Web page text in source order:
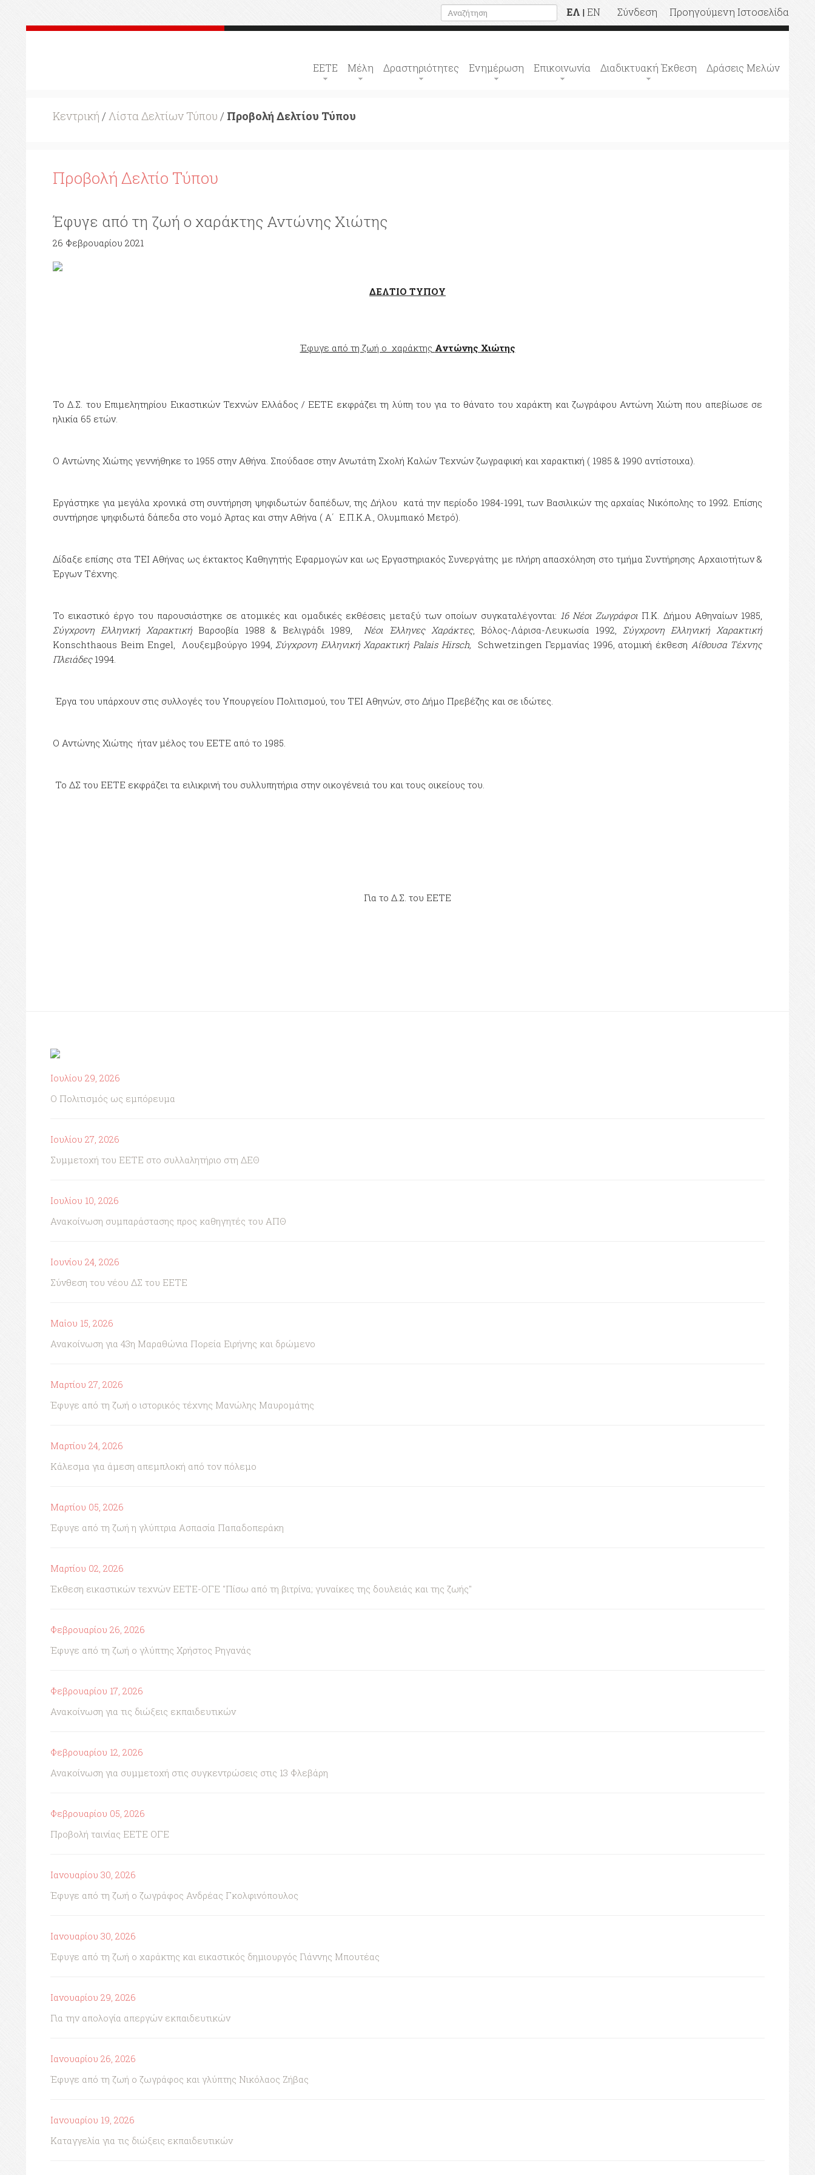
ΕΛ | EN Σύνδεση Προηγούμενη Ιστοσελίδα
ΕΕΤΕ Μέλη Δραστηριότητες Ενημέρωση Επικοινωνία Διαδικτυακή Έκθεση Δράσεις Μελών
Κεντρική / Λίστα Δελτίων Τύπου / Προβολή Δελτίου Τύπου
Προβολή Δελτίο Τύπου
Έφυγε από τη ζωή ο χαράκτης Αντώνης Χιώτης
26 Φεβρουαρίου 2021
ΔΕΛΤΙΟ ΤΥΠΟΥ
Έφυγε από τη ζωή ο χαράκτης Αντώνης Χιώτης
Το Δ.Σ. του Επιμελητηρίου Εικαστικών Τεχνών Ελλάδος / ΕΕΤΕ εκφράζει τη λύπη του για το θάνατο του χαράκτη και ζωγράφου Αντώνη Χιώτη που απεβίωσε σε
ηλικία 65 ετών.
Ο Αντώνης Χιώτης γεννήθηκε το 1955 στην Αθήνα. Σπούδασε στην Ανωτάτη Σχολή Καλών Τεχνών ζωγραφική και χαρακτική ( 1985 & 1990 αντίστοιχα).
Εργάστηκε για μεγάλα χρονικά στη συντήρηση ψηφιδωτών δαπέδων, της Δήλου κατά την περίοδο 1984-1991, των Βασιλικών της αρχαίας Νικόπολης το 1992. Επίσης
συντήρησε ψηφιδωτά δάπεδα στο νομό Άρτας και στην Αθήνα ( Α΄ Ε.Π.Κ.Α., Ολυμπιακό Μετρό).
Δίδαξε επίσης στα ΤΕΙ Αθήνας ως έκτακτος Καθηγητής Εφαρμογών και ως Εργαστηριακός Συνεργάτης με πλήρη απασχόληση στο τμήμα Συντήρησης Αρχαιοτήτων &
Έργων Τέχνης.
Το εικαστικό έργο του παρουσιάστηκε σε ατομικές και ομαδικές εκθέσεις μεταξύ των οποίων συγκαταλέγονται: 16 Νέοι Ζωγράφοι Π.Κ. Δήμου Αθηναίων 1985,
Σύγχρονη Ελληνική ΧαρακτικήΒαρσοβία 1988 & Βελιγράδι 1989,Νέοι Έλληνες Χαράκτες, Βόλος-Λάρισα-Λευκωσία 1992,Σύγχρονη Ελληνική Χαρακτική
Konschthaous Beim Engel, Λουξεμβούργο 1994,Σύγχρονη Ελληνική Χαρακτική Palais Hirsch, Schwetzingen Γερμανίας 1996, ατομική έκθεση Αίθουσα Τέχνης
Πλειάδες 1994.
Έργα του υπάρχουν στις συλλογές του Υπουργείου Πολιτισμού, του ΤΕΙ Αθηνών, στο Δήμο Πρεβέζης και σε ιδώτες.
Ο Αντώνης Χιώτης ήταν μέλος του ΕΕΤΕ από το 1985.
Το ΔΣ του ΕΕΤΕ εκφράζει τα ειλικρινή του συλλυπητήρια στην οικογένειά του και τους οικείους του.
Για το Δ.Σ. του ΕΕΤΕ
Ιουλίου 29, 2026
Ο Πολιτισμός ως εμπόρευμα
Ιουλίου 27, 2026
Συμμετοχή του ΕΕΤΕ στο συλλαλητήριο στη ΔΕΘ
Ιουλίου 10, 2026
Ανακοίνωση συμπαράστασης προς καθηγητές του ΑΠΘ
Ιουνίου 24, 2026
Σύνθεση του νέου ΔΣ του ΕΕΤΕ
Μαΐου 15, 2026
Ανακοίνωση για 43η Μαραθώνια Πορεία Ειρήνης και δρώμενο
Μαρτίου 27, 2026
Έφυγε από τη ζωή ο ιστορικός τέχνης Μανώλης Μαυρομάτης
Μαρτίου 24, 2026
Κάλεσμα για άμεση απεμπλοκή από τον πόλεμο
Μαρτίου 05, 2026
Έφυγε από τη ζωή η γλύπτρια Ασπασία Παπαδοπεράκη
Μαρτίου 02, 2026
Έκθεση εικαστικών τεχνών ΕΕΤΕ-ΟΓΕ "Πίσω από τη βιτρίνα; γυναίκες της δουλειάς και της ζωής"
Φεβρουαρίου 26, 2026
Έφυγε από τη ζωή ο γλύπτης Χρήστος Ρηγανάς
Φεβρουαρίου 17, 2026
Ανακοίνωση για τις διώξεις εκπαιδευτικών
Φεβρουαρίου 12, 2026
Ανακοίνωση για συμμετοχή στις συγκεντρώσεις στις 13 Φλεβάρη
Φεβρουαρίου 05, 2026
Προβολή ταινίας ΕΕΤΕ ΟΓΕ
Ιανουαρίου 30, 2026
Έφυγε από τη ζωή ο ζωγράφος Ανδρέας Γκολφινόπουλος
Ιανουαρίου 30, 2026
Έφυγε από τη ζωή ο χαράκτης και εικαστικός δημιουργός Γιάννης Μπουτέας
Ιανουαρίου 29, 2026
Για την απολογία απεργών εκπαιδευτικών
Ιανουαρίου 26, 2026
Έφυγε από τη ζωή ο ζωγράφος και γλύπτης Νικόλαος Ζήβας
Ιανουαρίου 19, 2026
Καταγγελία για τις διώξεις εκπαιδευτικών